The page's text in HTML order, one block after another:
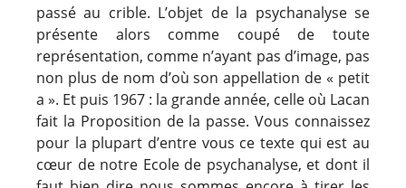
passé au crible. L’objet de la psychanalyse se
présente alors comme coupé de toute
représentation, comme n’ayant pas d’image, pas
non plus de nom d’où son appellation de « petit
a ». Et puis 1967 : la grande année, celle où Lacan
fait la Proposition de la passe. Vous connaissez
pour la plupart d’entre vous ce texte qui est au
cœur de notre Ecole de psychanalyse, et dont il